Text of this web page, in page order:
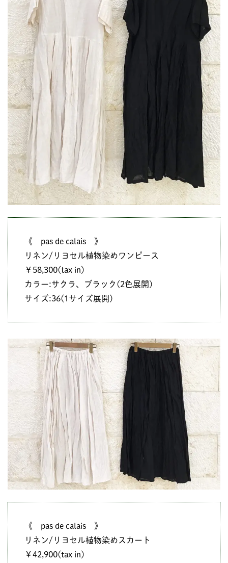
《 pas de calais 》
リネン/リヨセル植物染めワンピース
￥58,300(tax in)
カラー:サクラ、ブラック(2色展開)
サイズ:36(1サイズ展開)
《 pas de calais 》
リネン/リヨセル植物染めスカート
￥42,900(tax in)